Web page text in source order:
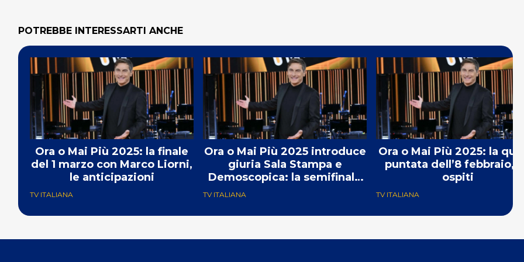
POTREBBE INTERESSARTI ANCHE
Ora o Mai Più 2025: la finale
del 1 marzo con Marco Liorni,
le anticipazioni
TV ITALIANA
Ora o Mai Più 2025 introduce
giuria Sala Stampa e
Demoscopica: la semifinale
del 22 febbraio
TV ITALIANA
Ora o Mai Più 2025: la
puntata dell’8 febbraio, gli
ospiti
TV ITALIANA